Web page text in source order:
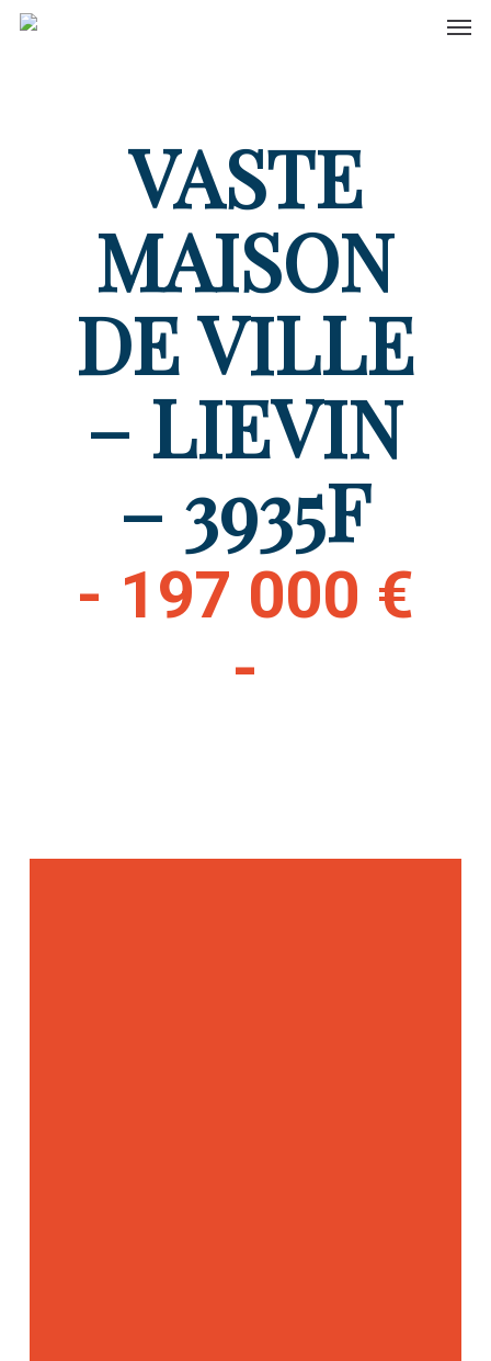
Skip
VASTE
MAISON
DE VILLE
– LIEVIN
– 3935F
- 197 000 €
-